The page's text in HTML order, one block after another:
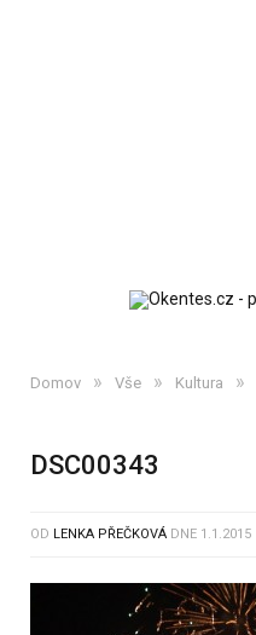
Domov » Vše » Kultura »
DSC00343
OD LENKA PŘEČKOVÁ DNE 1.1.2015